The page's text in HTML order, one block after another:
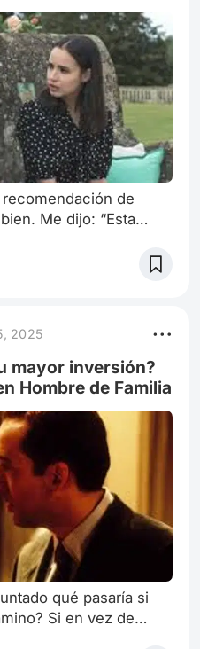
de
Me dijo: “Esta
vivido una historia
viví. No soy el
Oxford ni me
Pero sí tuve un plan.
2025
mayor inversión?
Hombre de Familia
qué pasaría si
Si en vez de